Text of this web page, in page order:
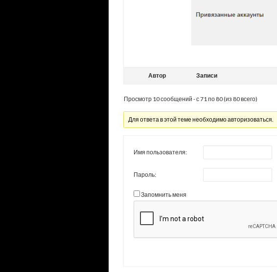
Автор Записи
Просмотр 10 сообщений - с 71 по 80 (из 80 всего)
Для ответа в этой теме необходимо авторизоваться.
Имя пользователя:
Пароль:
Запомнить меня